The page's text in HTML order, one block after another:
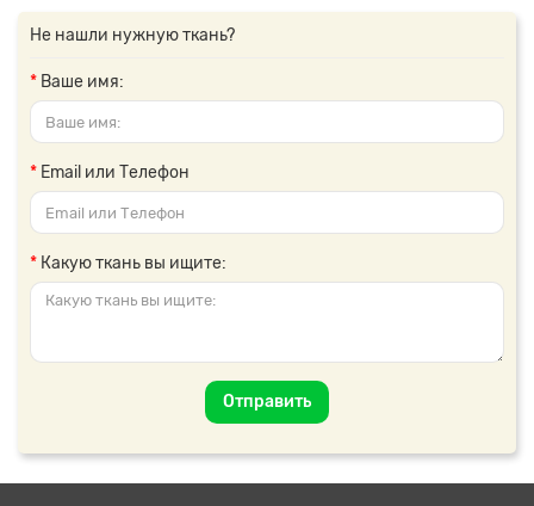
Не нашли нужную ткань?
Ваше имя:
Email или Телефон
Какую ткань вы ищите:
Отправить